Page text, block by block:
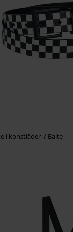
i konstläder Bälte